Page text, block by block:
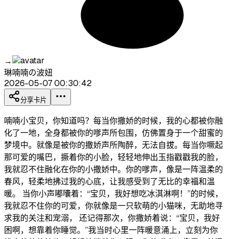
→
琳喃喃の波妞
2026-05-07 00:30:42
分享卡片
喃喃小宝贝，你知道吗？每当你撒娇的时候，我的心都被你融
化了一地，全身都被你的嗲声所包围，仿佛置身于一个甜蜜的
梦境中。就像是被你的撒娇声所陶醉，无法自拔。每当你噘起
那可爱的嘴巴，撅着你的小脸，轻轻地伸出玉指戳戳我的脸，
我就忍不住融化在你的小撒娇中。你的嗲声，像是一阵温柔的
春风，轻柔地拂过我的心底，让我感受到了无比的幸福和温
暖。 当你小声嘟囔着：“宝贝，我好想吃冰淇淋啊！”的时候，
我就忍不住你的可爱，你就像是一只软萌的小猫咪，无助地寻
求我的关注和宠溺， 还记得那次，你撒娇着说：“宝贝，我好
困啊，想靠着你睡觉。”我当时心里一阵暖意涌上，立刻为你